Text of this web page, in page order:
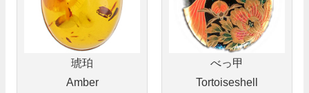
琥珀
Amber
べっ甲
Tortoiseshell